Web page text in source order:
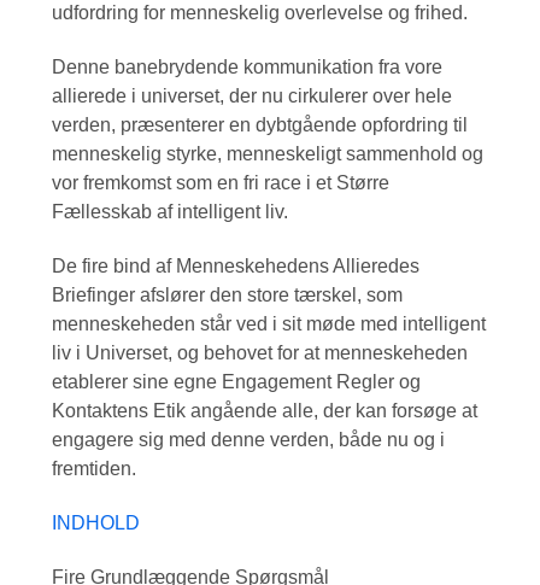
udfordring for menneskelig overlevelse og frihed.
Denne banebrydende kommunikation fra vore
allierede i universet, der nu cirkulerer over hele
verden, præsenterer en dybtgående opfordring til
menneskelig styrke, menneskeligt sammenhold og
vor fremkomst som en fri race i et Større
Fællesskab af intelligent liv.
De fire bind af Menneskehedens Allieredes
Briefinger afslører den store tærskel, som
menneskeheden står ved i sit møde med intelligent
liv i Universet, og behovet for at menneskeheden
etablerer sine egne Engagement Regler og
Kontaktens Etik angående alle, der kan forsøge at
engagere sig med denne verden, både nu og i
fremtiden.
INDHOLD
Fire Grundlæggende Spørgsmål